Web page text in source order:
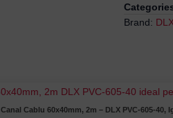
Brand:
Canal Cablu 60x40mm, 2m – DLX PVC-605-